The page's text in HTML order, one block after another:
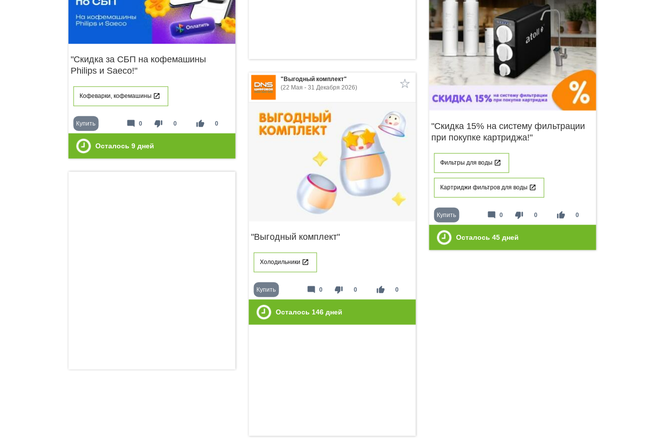
"Скидка за СБП на кофемашины
Philips и Saeco!"
Кофеварки, кофемашины
Купить thumb_down 0 thumb_up 0
mode_comment 0
Осталось 9 дней
"Скидка 15% на систему фильтрации
при покупке картриджа!"
Фильтры для воды
Картриджи фильтров для воды
Купить thumb_down 0 thumb_up 0
mode_comment 0
Осталось 45 дней
"Выгодный комплект"
(22 Мая - 31 Декабря 2026)
"Выгодный комплект"
Холодильники
Купить thumb_down 0 thumb_up 0
mode_comment 0
Осталось 146 дней